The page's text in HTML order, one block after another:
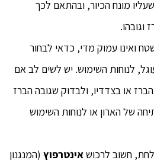
מונח הכיור, ובהתאם לכך
וגובהו.
ואינו עמוק מדי, כדאי לבחור
לנוחות השימוש. יש לשים לב אם
או בצדדיו, ולבדוק שגובה הברז
של הארון או לנוחות השימוש
חשוב לרכושאינטרפוץ (המנגנון